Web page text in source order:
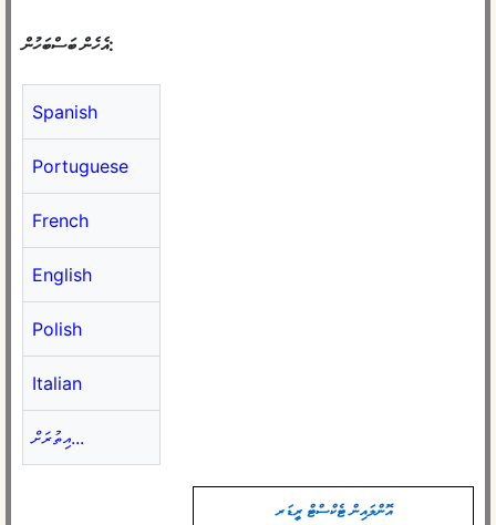
އޮންލައިން ޓެކްސްޓް ރީޑަރ
އެހެން ބަސްބަހުން:
Spanish
Portuguese
French
English
Polish
Italian
އިތުރަށް...